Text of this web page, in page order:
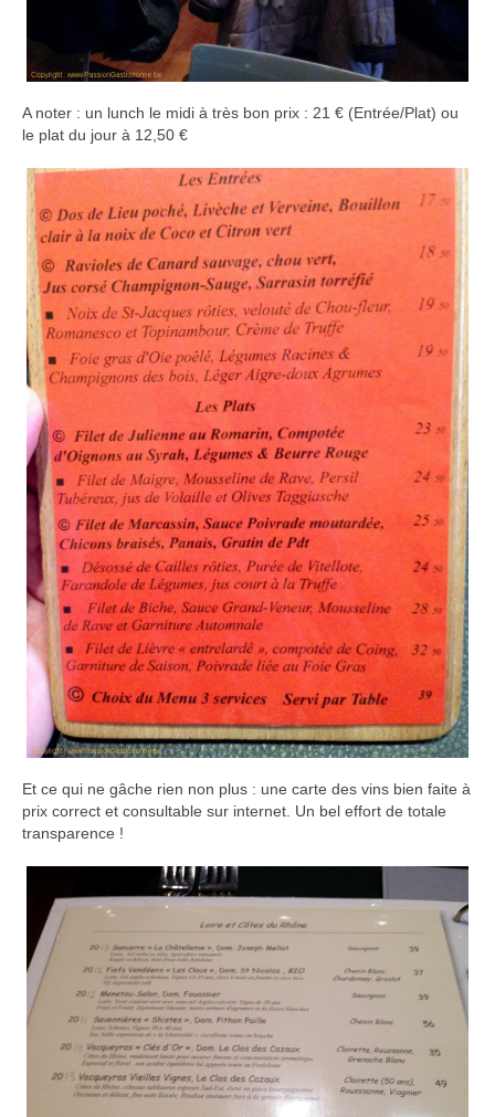
A noter : un lunch le midi à très bon prix : 21 € (Entrée/Plat) ou
le plat du jour à 12,50 €
Et ce qui ne gâche rien non plus : une carte des vins bien faite à
prix correct et consultable sur internet. Un bel effort de totale
transparence !